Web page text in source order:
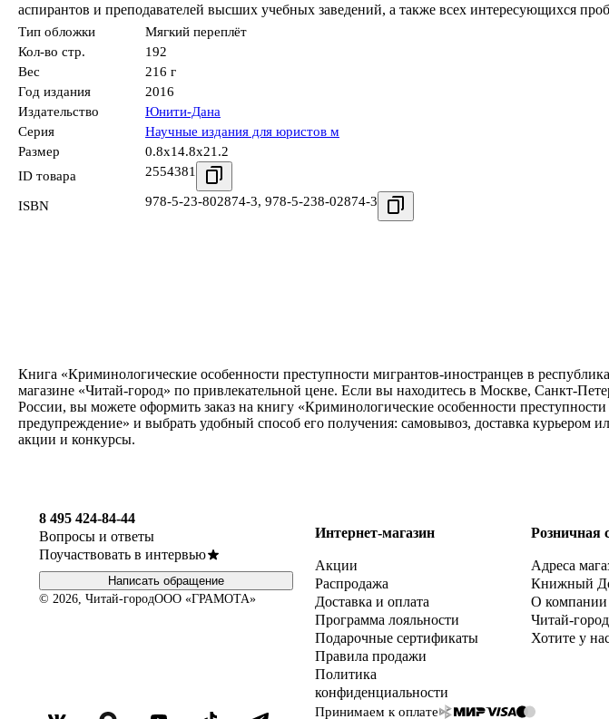
аспирантов и преподавателей высших учебных заведений, а также всех интересующихся
Тип обложки
Мягкий переплёт
Кол-во стр.
192
Вес
216 г
Год издания
2016
Издательство
Юнити-Дана
Серия
Научные издания для юристов м
Размер
0.8x14.8x21.2
ID товара
2554381
ISBN 978-5-23-802874-3, 978-5-238-02874-3
Книга «Криминологические особенности преступности мигрантов-иностранцев в
магазине «Читай-город» по привлекательной цене. Если вы находитесь в Москве, Санкт-
России, вы можете оформить заказ на книгу «Криминологические особенности
предупреждение» и выбрать удобный способ его получения: самовывоз, доставка
акции и конкурсы.
8 495 424-84-44
Вопросы и ответы
Поучаствовать в интервью
Написать обращение
© 2026, Читай-городООО «ГРАМОТА»
Интернет-магазин
Акции
Распродажа
Доставка и оплата
Программа лояльности
Подарочные сертификаты
Правила продажи
Политика
конфиденциальности
Розничная
Адреса
Книжный
О компании
Читай-
Хотите у
Принимаем к оплате